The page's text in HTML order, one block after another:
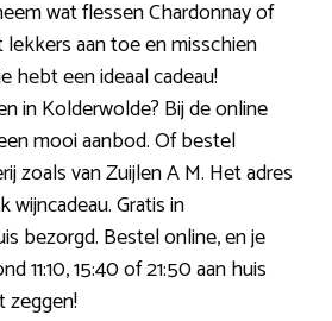
wat flessen Chardonnay of
aan toe en misschien
hebt een ideaal cadeau!
in Kolderwolde? Bij de online
mooi aanbod. Of bestel
zoals van Zuijlen A M. Het adres
Gratis in
bezorgd. Bestel online, en je
11:10, 15:40 of 21:50 aan huis
zeggen!